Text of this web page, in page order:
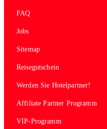
FAQ
Jobs
Sitemap
Reisegutschein
Werden Sie Hotelpartner!
Affiliate Partner Programm
VIP-Programm